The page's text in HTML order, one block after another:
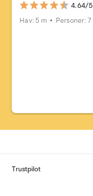
4.64/5
Hav: 5 m
Personer: 7
Trustpilot